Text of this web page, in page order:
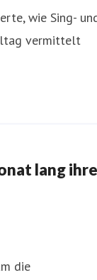
wie Sing-
vermittelt
lang
die